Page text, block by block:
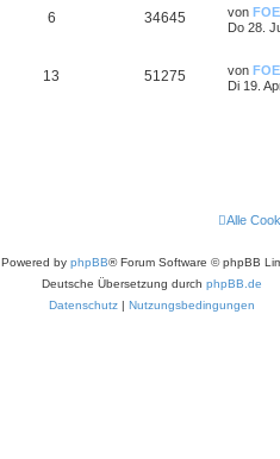
6 34645 von FOE
Do 28.
13 51275 von FOE
Di 19.
Alle
Powered by phpBB® Forum Software © phpBB
Deutsche Übersetzung durch phpBB.de
Datenschutz | Nutzungsbedingungen